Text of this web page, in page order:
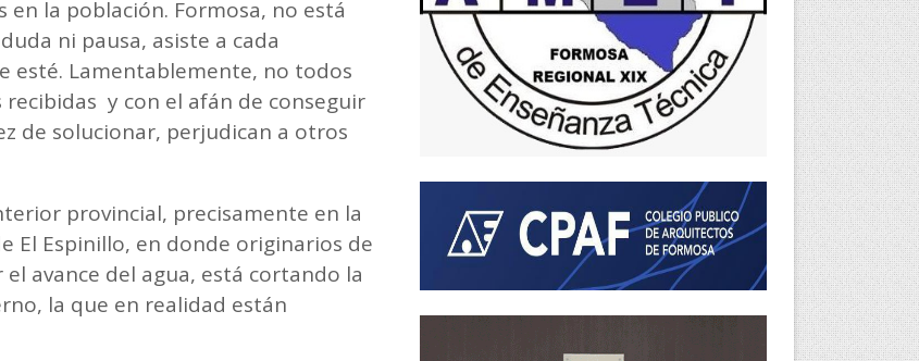
en la población. Formosa, no está
ni pausa, asiste a cada
esté. Lamentablemente, no todos
y con el afán de conseguir
de solucionar, perjudican a otros
provincial, precisamente en la
El Espinillo, en donde originarios de
avance del agua, está cortando la
la que en realidad están